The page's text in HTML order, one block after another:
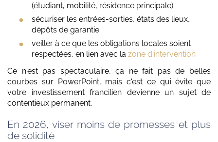
(étudiant, mobilité, résidence principale)
sécuriser les entrées-sorties, états des lieux,
dépôts de garantie
veiller à ce que les obligations locales soient
respectées, en lien avec la zone d'intervention
Ce n'est pas spectaculaire, ça ne fait pas de belles
courbes sur PowerPoint, mais c'est ce qui évite que
votre investissement francilien devienne un sujet de
contentieux permanent.
En 2026, viser moins de promesses et plus
de solidité